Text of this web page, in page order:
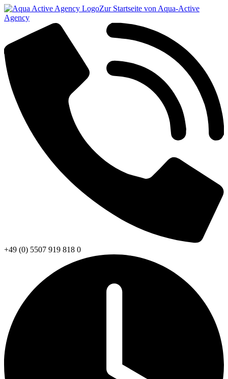
Zur Startseite von Aqua-Active
Agency
+49 (0) 5507 919 818 0